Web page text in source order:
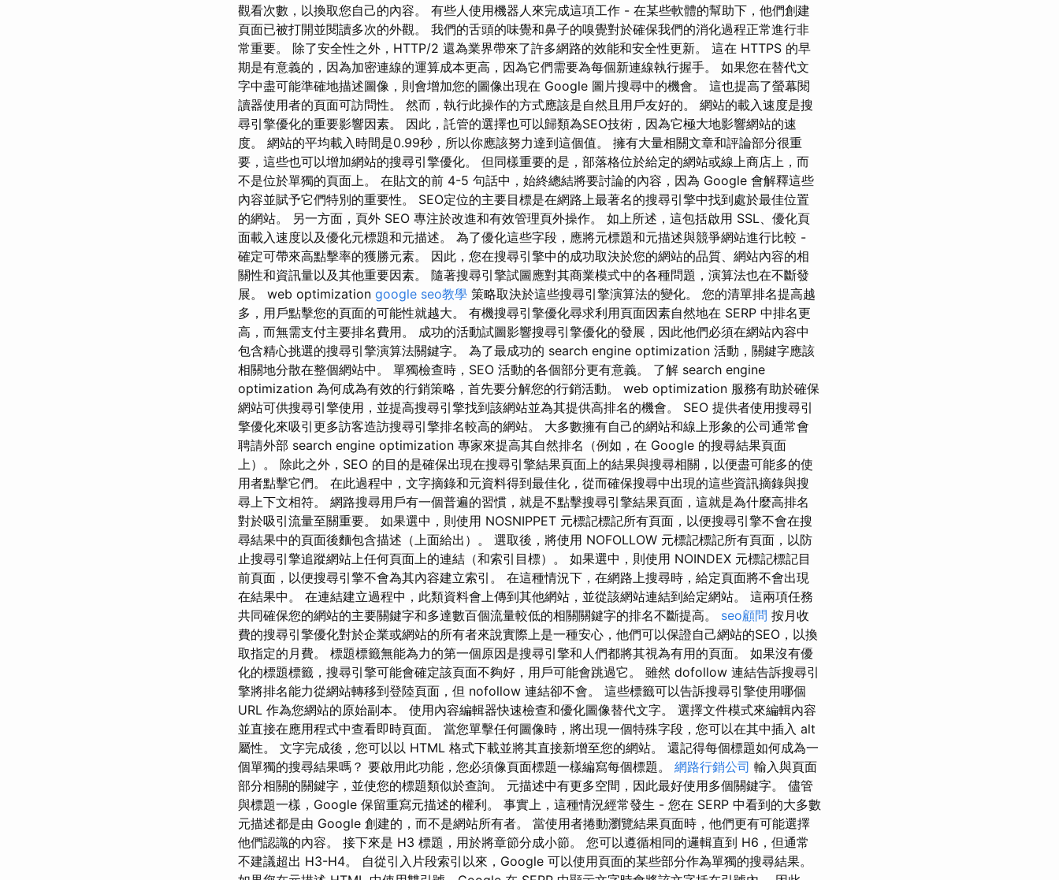
觀看次數，以換取您自己的內容。 有些人使用機器人來完成這項工作 - 在某些軟體的幫助下，他們創建
頁面已被打開並閱讀多次的外觀。 我們的舌頭的味覺和鼻子的嗅覺對於確保我們的消化過程正常進行非
常重要。 除了安全性之外，HTTP/2 還為業界帶來了許多網路的效能和安全性更新。 這在 HTTPS 的早
期是有意義的，因為加密連線的運算成本更高，因為它們需要為每個新連線執行握手。 如果您在替代文
字中盡可能準確地描述圖像，則會增加您的圖像出現在 Google 圖片搜尋中的機會。 這也提高了螢幕閱
讀器使用者的頁面可訪問性。 然而，執行此操作的方式應該是自然且用戶友好的。 網站的載入速度是搜
尋引擎優化的重要影響因素。 因此，託管的選擇也可以歸類為SEO技術，因為它極大地影響網站的速
度。 網站的平均載入時間是0.99秒，所以你應該努力達到這個值。 擁有大量相關文章和評論部分很重
要，這些也可以增加網站的搜尋引擎優化。 但同樣重要的是，部落格位於給定的網站或線上商店上，而
不是位於單獨的頁面上。 在貼文的前 4-5 句話中，始終總結將要討論的內容，因為 Google 會解釋這些
內容並賦予它們特別的重要性。 SEO定位的主要目標是在網路上最著名的搜尋引擎中找到處於最佳位置
的網站。 另一方面，頁外 SEO 專注於改進和有效管理頁外操作。 如上所述，這包括啟用 SSL、優化頁
面載入速度以及優化元標題和元描述。 為了優化這些字段，應將元標題和元描述與競爭網站進行比較 -
確定可帶來高點擊率的獲勝元素。 因此，您在搜尋引擎中的成功取決於您的網站的品質、網站內容的相
關性和資訊量以及其他重要因素。 隨著搜尋引擎試圖應對其商業模式中的各種問題，演算法也在不斷發
展。 web optimization google seo教學 策略取決於這些搜尋引擎演算法的變化。 您的清單排名提高越
多，用戶點擊您的頁面的可能性就越大。 有機搜尋引擎優化尋求利用頁面因素自然地在 SERP 中排名更
高，而無需支付主要排名費用。 成功的活動試圖影響搜尋引擎優化的發展，因此他們必須在網站內容中
包含精心挑選的搜尋引擎演算法關鍵字。 為了最成功的 search engine optimization 活動，關鍵字應該
相關地分散在整個網站中。 單獨檢查時，SEO 活動的各個部分更有意義。 了解 search engine
optimization 為何成為有效的行銷策略，首先要分解您的行銷活動。 web optimization 服務有助於確保
網站可供搜尋引擎使用，並提高搜尋引擎找到該網站並為其提供高排名的機會。 SEO 提供者使用搜尋引
擎優化來吸引更多訪客造訪搜尋引擎排名較高的網站。 大多數擁有自己的網站和線上形象的公司通常會
聘請外部 search engine optimization 專家來提高其自然排名（例如，在 Google 的搜尋結果頁面
上）。 除此之外，SEO 的目的是確保出現在搜尋引擎結果頁面上的結果與搜尋相關，以便盡可能多的使
用者點擊它們。 在此過程中，文字摘錄和元資料得到最佳化，從而確保搜尋中出現的這些資訊摘錄與搜
尋上下文相符。 網路搜尋用戶有一個普遍的習慣，就是不點擊搜尋引擎結果頁面，這就是為什麼高排名
對於吸引流量至關重要。 如果選中，則使用 NOSNIPPET 元標記標記所有頁面，以便搜尋引擎不會在搜
尋結果中的頁面後麵包含描述（上面給出）。 選取後，將使用 NOFOLLOW 元標記標記所有頁面，以防
止搜尋引擎追蹤網站上任何頁面上的連結（和索引目標）。 如果選中，則使用 NOINDEX 元標記標記目
前頁面，以便搜尋引擎不會為其內容建立索引。 在這種情況下，在網路上搜尋時，給定頁面將不會出現
在結果中。 在連結建立過程中，此類資料會上傳到其他網站，並從該網站連結到給定網站。 這兩項任務
共同確保您的網站的主要關鍵字和多達數百個流量較低的相關關鍵字的排名不斷提高。 seo顧問 按月收
費的搜尋引擎優化對於企業或網站的所有者來說實際上是一種安心，他們可以保證自己網站的SEO，以換
取指定的月費。 標題標籤無能為力的第一個原因是搜尋引擎和人們都將其視為有用的頁面。 如果沒有優
化的標題標籤，搜尋引擎可能會確定該頁面不夠好，用戶可能會跳過它。 雖然 dofollow 連結告訴搜尋引
擎將排名能力從網站轉移到登陸頁面，但 nofollow 連結卻不會。 這些標籤可以告訴搜尋引擎使用哪個
URL 作為您網站的原始副本。 使用內容編輯器快速檢查和優化圖像替代文字。 選擇文件模式來編輯內容
並直接在應用程式中查看即時頁面。 當您單擊任何圖像時，將出現一個特殊字段，您可以在其中插入 alt
屬性。 文字完成後，您可以以 HTML 格式下載並將其直接新增至您的網站。 還記得每個標題如何成為一
個單獨的搜尋結果嗎？ 要啟用此功能，您必須像頁面標題一樣編寫每個標題。 網路行銷公司 輸入與頁面
部分相關的關鍵字，並使您的標題類似於查詢。 元描述中有更多空間，因此最好使用多個關鍵字。 儘管
與標題一樣，Google 保留重寫元描述的權利。 事實上，這種情況經常發生 - 您在 SERP 中看到的大多數
元描述都是由 Google 創建的，而不是網站所有者。 當使用者捲動瀏覽結果頁面時，他們更有可能選擇
他們認識的內容。 接下來是 H3 標題，用於將章節分成小節。 您可以遵循相同的邏輯直到 H6，但通常
不建議超出 H3-H4。 自從引入片段索引以來，Google 可以使用頁面的某些部分作為單獨的搜尋結果。